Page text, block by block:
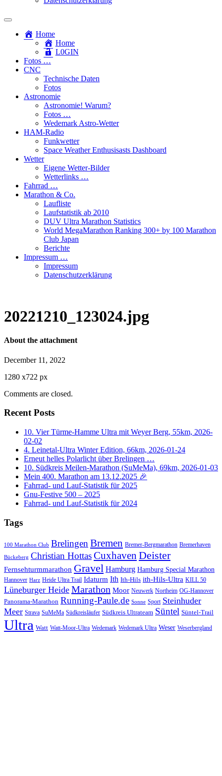
Toggle
search
field
Home
Home
L​0​​GIN
Fotos …
CNC
Technische Daten
Fotos
Astronomie
Astronomie! Warum?
Fotos …
Wedemark Astro-Wetter
HAM-Radio
Funkwetter
Space Weather Enthusisasts Dashboard
Wetter
Eigene Wetter-Bilder
Wetterlinks …
Fahrrad …
Marathon & Co.
Laufliste
Laufstatistik ab 2010
DUV Ultra Marathon Statistics
World MegaMarathon Ranking 300+ by 100 Marathon
Club Japan
Berichte
Impressum …
Impressum
Datenschutzerklärung
20221210_123024.jpg
About the attachment
December 11, 2022
1280 x722 px
Comments are closed.
Recent Posts
10. Vier Türme-Hamme Ultra mit Weyer Berg, 55km, 2026-
02-02
4. Leinetal-Ultra Winter Edition, 66km, 2026-01-24
Erneut helles Polarlicht über Brelingen …
10. Südkreis Meilen-Marathon (SuMeMa), 69km, 2026-01-03
Mein 400. Marathon am 13.12.2025 🎉
Fahrrad- und Lauf-Statistik für 2025
Gnu-Festive 500 – 2025
Fahrrad- und Lauf-Statistik für 2024
Tags
100 Marathon Club BrelingenBremen Bremer-Bergmarathon Bremerhaven
Bückeberg Christian HottasCuxhaven Deister
Fernsehturmmarathon Gravel Hamburg Hamburg Special Marathon
Hannover Harz Heide Ultra Trail Idaturm Ith Ith-Hils ith-Hils-Ultra KILL 50
Lüneburger Heide Marathon Moor Neuwerk Northeim OG-Hannover
Panorama-Marathon Running-Paule.de Sonne Sport Steinhuder
Meer Strava SuMeMa Südkreisläufer Südkreis Ultrateam Süntel Süntel-Trail
Ultra Watt Watt-Moor-Ultra Wedemark Wedemark Ultra Weser Weserbergland